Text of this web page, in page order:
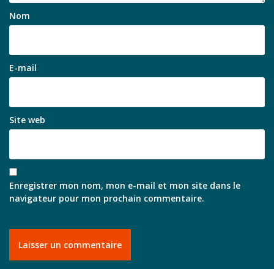
Nom
E-mail
Site web
Enregistrer mon nom, mon e-mail et mon site dans le
navigateur pour mon prochain commentaire.